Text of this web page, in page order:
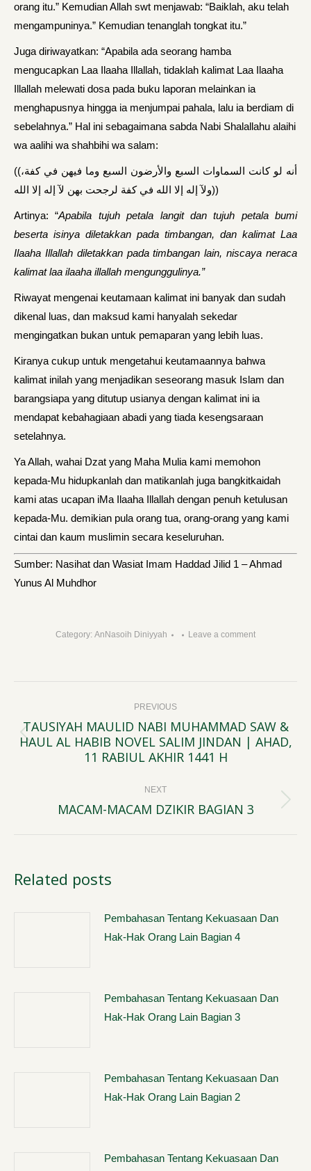
orang itu.” Kemudian Allah swt menjawab: “Baiklah, aku telah
mengampuninya.” Kemudian tenanglah tongkat itu.”
Juga diriwayatkan: “Apabila ada seorang hamba
mengucapkan Laa Ilaaha Illallah, tidaklah kalimat Laa Ilaaha
Illallah melewati dosa pada buku laporan melainkan ia
menghapusnya hingga ia menjumpai pahala, lalu ia berdiam di
sebelahnya.” Hal ini sebagaimana sabda Nabi Shalallahu alaihi
wa aalihi wa shahbihi wa salam:
((أنه لو كانت السماوات السبع والأرضون السبع وما فيهن في كفة،
ولآ إله إلا الله في كفة لرجحت بهن لآ إله إلا الله))
Artinya: “Apabila tujuh petala langit dan tujuh petala bumi
beserta isinya diletakkan pada timbangan, dan kalimat Laa
Ilaaha Illallah diletakkan pada timbangan lain, niscaya neraca
kalimat laa ilaaha illallah mengunggulinya.”
Riwayat mengenai keutamaan kalimat ini banyak dan sudah
dikenal luas, dan maksud kami hanyalah sekedar
mengingatkan bukan untuk pemaparan yang lebih luas.
Kiranya cukup untuk mengetahui keutamaannya bahwa
kalimat inilah yang menjadikan seseorang masuk Islam dan
barangsiapa yang ditutup usianya dengan kalimat ini ia
mendapat kebahagiaan abadi yang tiada kesengsaraan
setelahnya.
Ya Allah, wahai Dzat yang Maha Mulia kami memohon
kepada-Mu hidupkanlah dan matikanlah juga bangkitkaidah
kami atas ucapan iMa Ilaaha Illallah dengan penuh ketulusan
kepada-Mu. demikian pula orang tua, orang-orang yang kami
cintai dan kaum muslimin secara keseluruhan.
Sumber: Nasihat dan Wasiat Imam Haddad Jilid 1 – Ahmad
Yunus Al Muhdhor
Category: AnNasoih Diniyyah Leave a comment
navigation PREVIOUS
Previous
post:
TAUSIYAH MAULID NABI MUHAMMAD SAW &
HAUL AL HABIB NOVEL SALIM JINDAN | AHAD,
11 RABIUL AKHIR 1441 H
NEXT
Next
MACAM-MACAM DZIKIR BAGIAN 3
Related posts
Pembahasan Tentang Kekuasaan Dan
Hak-Hak Orang Lain Bagian 4
Pembahasan Tentang Kekuasaan Dan
Hak-Hak Orang Lain Bagian 3
Pembahasan Tentang Kekuasaan Dan
Hak-Hak Orang Lain Bagian 2
Pembahasan Tentang Kekuasaan Dan